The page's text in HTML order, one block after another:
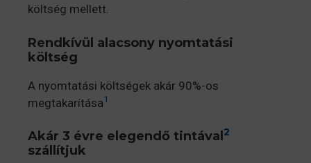
költség mellett.
Rendkívül alacsony nyomtatási
költség
A nyomtatási költségek akár 90%-os
megtakarítása1
Akár 3 évre elegendő tintával 2
szállítjuk